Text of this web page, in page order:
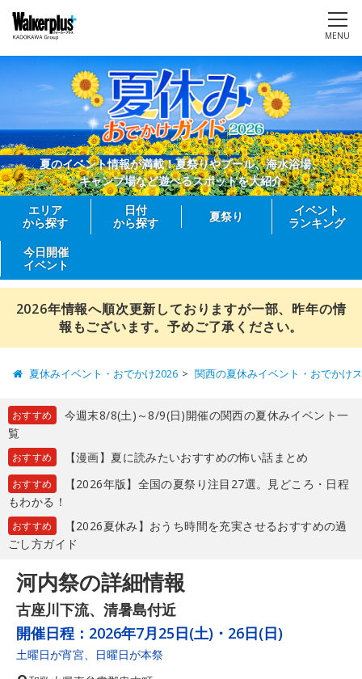
MENU
夏のイベント情報が満載！夏祭りやプール、海水浴場、
キャンプ場など遊べるスポットを大紹介
エリア
から探す
日付
から探す
夏祭り
イベント
ランキング
今日開催
イベント
2026年情報へ順次更新しておりますが一部、昨年の情
報もございます。予めご了承ください。
夏休みイベント・おでかけ2026 関西の夏休みイベント・おでかけ
おすすめ
今週末8/8(土)～8/9(日)開催の関西の夏休みイベント一
覧
おすすめ 【漫画】夏に読みたいおすすめの怖い話まとめ
おすすめ
【2026年版】全国の夏祭り注目27選。見どころ・日程
もわかる！
おすすめ
【2026夏休み】おうち時間を充実させるおすすめの過
ごし方ガイド
河内祭の詳細情報
古座川下流、清暑島付近
開催日程： 2026年7月25日(土)・26日(日)
土曜日が宵宮、日曜日が本祭